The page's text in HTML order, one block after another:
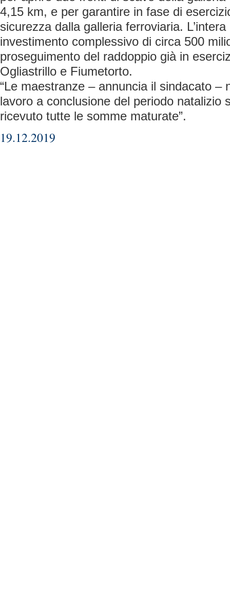
4,15 km, e per garantire in fase di
sicurezza dalla galleria ferroviaria.
investimento complessivo di circa 500
proseguimento del raddoppio già in
Ogliastrillo e Fiumetorto.
“Le maestranze – annuncia il sindacato –
lavoro a conclusione del periodo natalizio
ricevuto tutte le somme maturate”.
19.12.2019